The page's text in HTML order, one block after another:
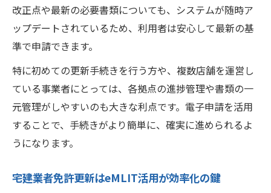
改正点や最新の必要書類についても、システムが随時ア
ップデートされているため、利用者は安心して最新の基
準で申請できます。
特に初めての更新手続きを行う方や、複数店舗を運営し
ている事業者にとっては、各拠点の進捗管理や書類の一
元管理がしやすいのも大きな利点です。電子申請を活用
することで、手続きがより簡単に、確実に進められるよ
うになります。
宅建業者免許更新はeMLIT活用が効率化の鍵